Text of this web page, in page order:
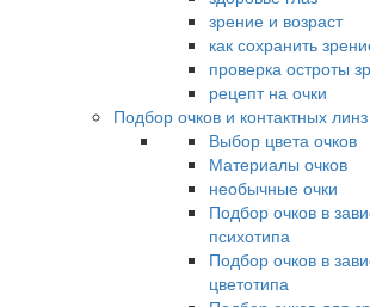
зрение и возраст
как сохранить
проверка остроты
рецепт на очки
Подбор очков и контактных линз
Выбор цвета очков
Материалы очков
необычные очки
Подбор очков в
психотипа
Подбор очков в
цветотипа